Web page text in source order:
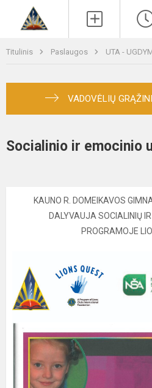
Titulinis Paslaugos UTA -
VADOVĖLIŲ
Socialinio ir emocinio
KAUNO R. DOMEIKAVOS
DALYVAUJA SOCIALINIŲ
PROGRAMOJE